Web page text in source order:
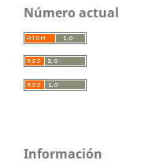
Número actual
Información